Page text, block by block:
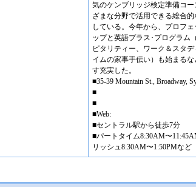
気のケンブリッジ検定準備コ
ざまな分野で活用できる総合
している。今年から、プロフ
ップと英語プラス･プログラム
ピタリティー、ワーク＆スタ
イムの家事手伝い）も始まる
す充実した。
■35-39 Mountain St., Broadway,
■
■
■Web:
■セントラル駅から徒歩7分
■パートタイム8:30AM〜
リッシュ8:30AM〜1:50PMなど